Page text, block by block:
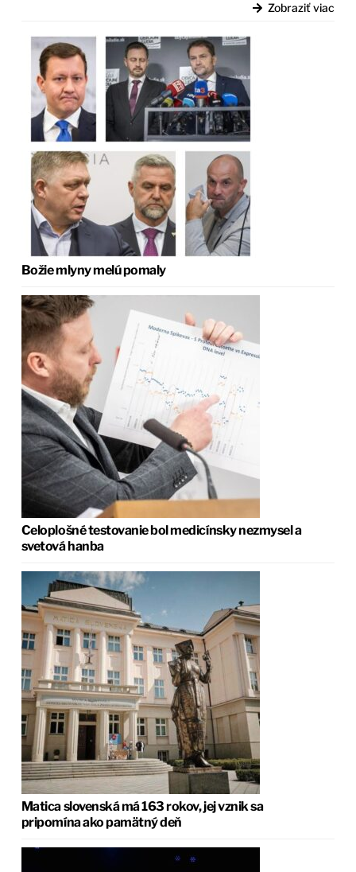
Zobraziť viac
Božie mlyny melú pomaly
Celoplošné testovanie bol medicínsky nezmysel a
svetová hanba
Matica slovenská má 163 rokov, jej vznik sa
pripomína ako pamätný deň